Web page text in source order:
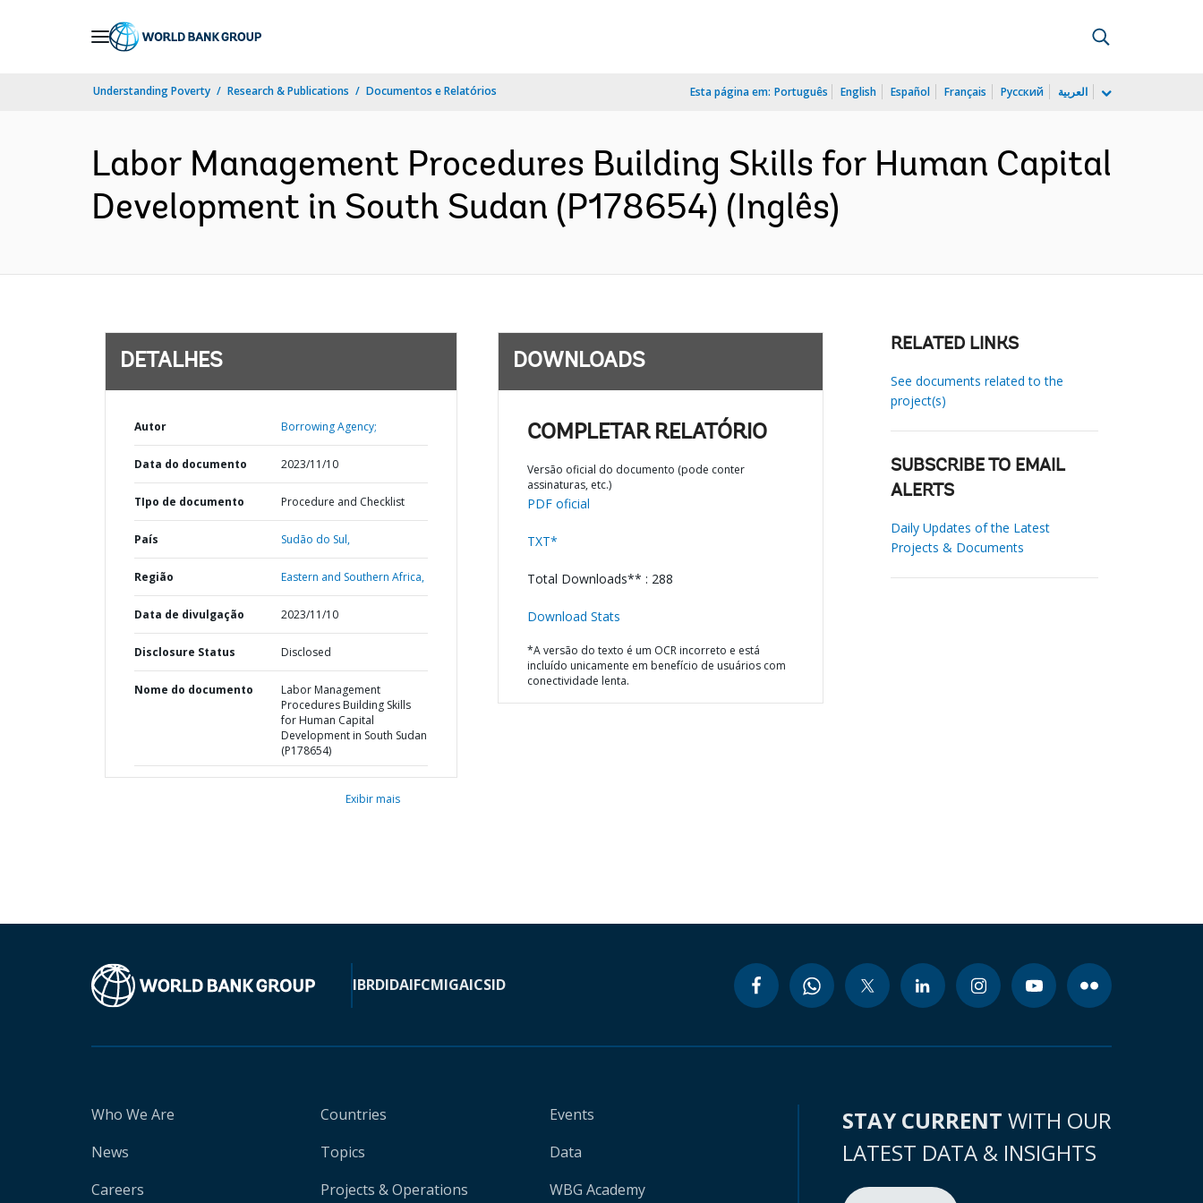
Understanding Poverty Research & Publications Documentos e Relatórios Esta página em: Português English Español Français Русский العربية
Labor Management Procedures Building Skills for Human Capital
Development in South Sudan (P178654) (Inglês)
DETALHES
Autor Borrowing Agency;
Data do documento 2023/11/10
TIpo de documento Procedure and Checklist
País Sudão do Sul,
Região Eastern and Southern Africa,
Data de divulgação 2023/11/10
Disclosure Status Disclosed
Nome do documento
Labor Management
Procedures Building Skills
for Human Capital
Development in South Sudan
(P178654)
Exibir mais
DOWNLOADS
COMPLETAR RELATÓRIO
Versão oficial do documento (pode conter
assinaturas, etc.)
PDF oficial
TXT*
Total Downloads** : 288
Download Stats
*A versão do texto é um OCR incorreto e está
incluído unicamente em benefício de usuários com
conectividade lenta.
RELATED LINKS
See documents related to the
project(s)
SUBSCRIBE TO EMAIL
ALERTS
Daily Updates of the Latest
Projects & Documents
IBRDIDAIFCMIGAICSID
Who We Are
News
Careers
Countries
Topics
Projects & Operations
Events
Data
WBG Academy
STAY CURRENT WITH OUR
LATEST DATA & INSIGHTS